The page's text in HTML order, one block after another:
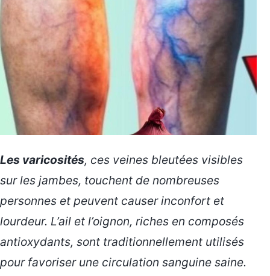
Les varicosités, ces veines bleutées visibles
sur les jambes, touchent de nombreuses
personnes et peuvent causer inconfort et
lourdeur. L’ail et l’oignon, riches en composés
antioxydants, sont traditionnellement utilisés
pour favoriser une circulation sanguine saine.